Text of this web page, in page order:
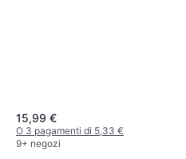
15,99 €
O 3 pagamenti di 5,33 €
9+ negozi